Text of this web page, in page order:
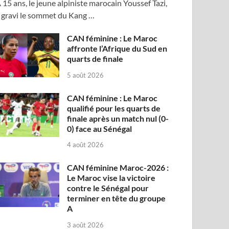
15 ans, le jeune alpiniste marocain Youssef Tazi,
gravi le sommet du Kang …
CAN féminine : Le Maroc
affronte l’Afrique du Sud en
quarts de finale
5 août 2026
CAN féminine : Le Maroc
qualifié pour les quarts de
finale après un match nul (0-
0) face au Sénégal
4 août 2026
CAN féminine Maroc-2026 :
Le Maroc vise la victoire
contre le Sénégal pour
terminer en tête du groupe
A
3 août 2026